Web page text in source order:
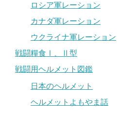
ロシア軍レーション
カナダ軍レーション
ウクライナ軍レーション
戦闘糧食Ⅰ、Ⅱ型
戦闘用ヘルメット図鑑
日本のヘルメット
ヘルメットよもやま話